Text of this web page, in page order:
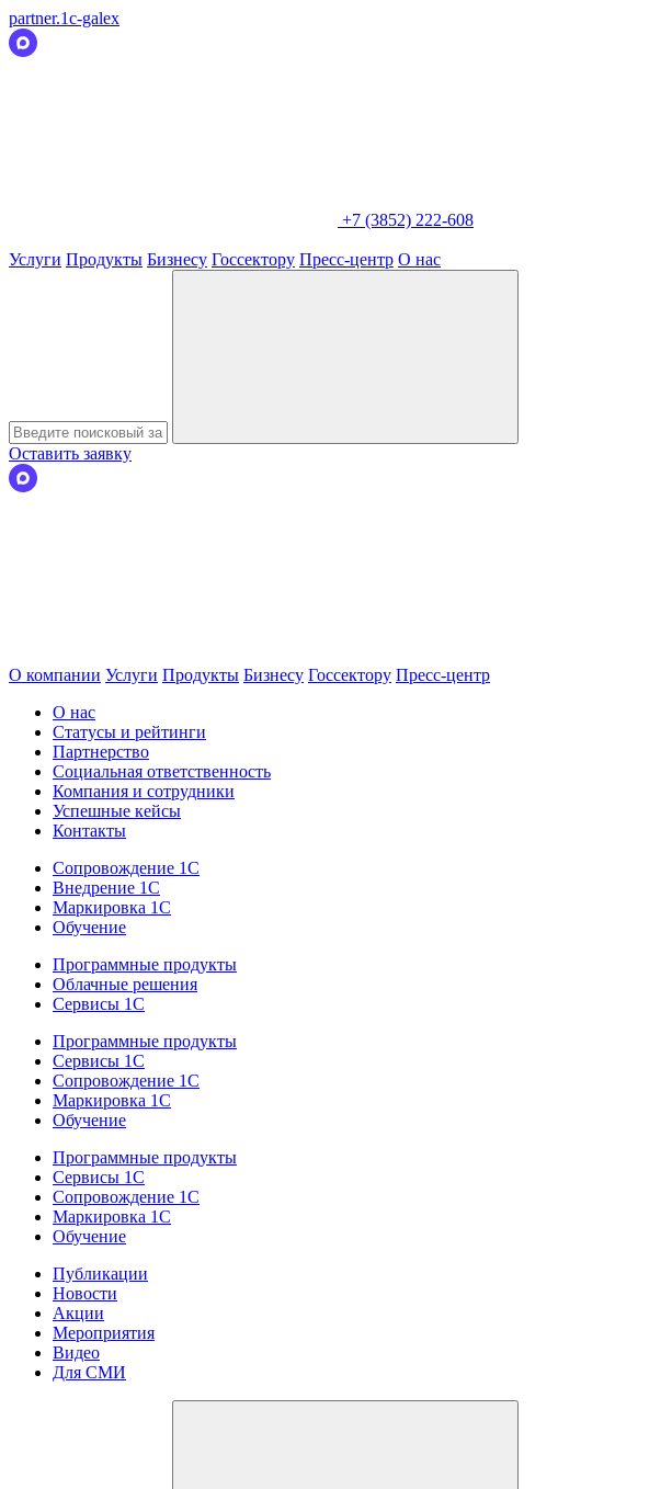
partner.1c-galex
+7 (3852) 222-608
Услуги Продукты Бизнесу Госсектору Пресс-центр О нас
Оставить заявку
О компании Услуги Продукты Бизнесу Госсектору Пресс-центр
О нас
Статусы и рейтинги
Партнерство
Социальная ответственность
Компания и сотрудники
Успешные кейсы
Контакты
Сопровождение 1С
Внедрение 1С
Маркировка 1С
Обучение
Программные продукты
Облачные решения
Сервисы 1С
Программные продукты
Сервисы 1С
Сопровождение 1С
Маркировка 1С
Обучение
Программные продукты
Сервисы 1С
Сопровождение 1С
Маркировка 1С
Обучение
Публикации
Новости
Акции
Мероприятия
Видео
Для СМИ